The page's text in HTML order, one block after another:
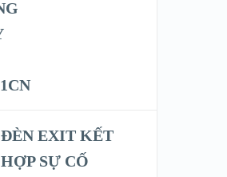
ĐÈN EXIT KẾT
HỢP SỰ CỐ